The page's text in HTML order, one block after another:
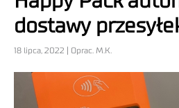
dostawy
18 lipca, 2022 | Oprac. M.K.